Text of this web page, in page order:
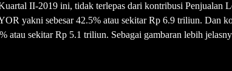
II-2019 ini, tidak terlepas dari kontribusi Penjualan
yakni sebesar 42.5% atau sekitar Rp 6.9 triliun. Dan
atau sekitar Rp 5.1 triliun. Sebagai gambaran lebih